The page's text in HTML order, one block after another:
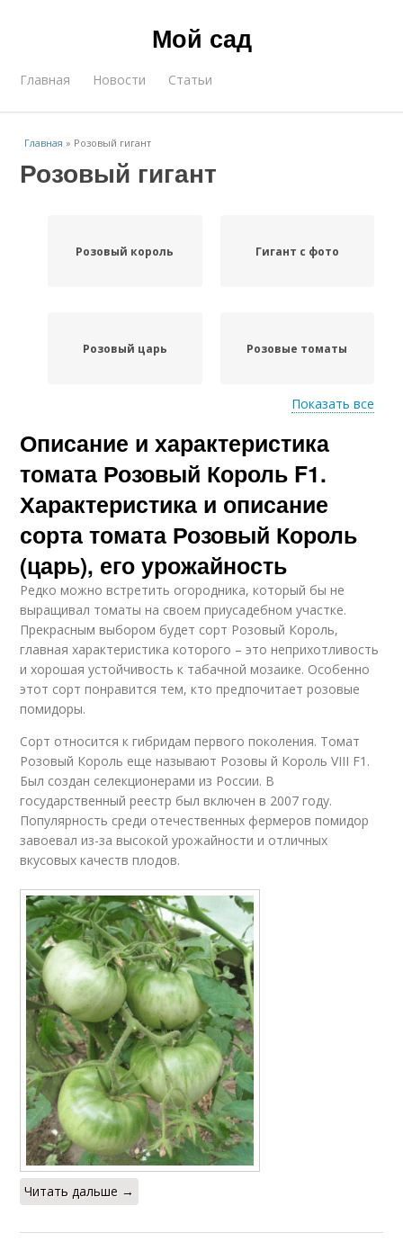
Мой сад
Главная Новости Статьи
Главная » Розовый гигант
Розовый гигант
Розовый король Гигант с фото
Розовый царь Розовые томаты
Розовые помидоры Розовый инжир
Розовое чудо Розовый мед
Розовые щечки Малиновый гигант
Розовые сорта Розовый принц
Розовый слон
Показать все
Описание и характеристика
томата Розовый Король F1.
Характеристика и описание
сорта томата Розовый Король
(царь), его урожайность
Редко можно встретить огородника, который бы не
выращивал томаты на своем приусадебном участке.
Прекрасным выбором будет сорт Розовый Король,
главная характеристика которого – это неприхотливость
и хорошая устойчивость к табачной мозаике. Особенно
этот сорт понравится тем, кто предпочитает розовые
помидоры.
Сорт относится к гибридам первого поколения. Томат
Розовый Король еще называют Розовы й Король VIII F1.
Был создан селекционерами из России. В
государственный реестр был включен в 2007 году.
Популярность среди отечественных фермеров помидор
завоевал из-за высокой урожайности и отличных
вкусовых качеств плодов.
Читать дальше →